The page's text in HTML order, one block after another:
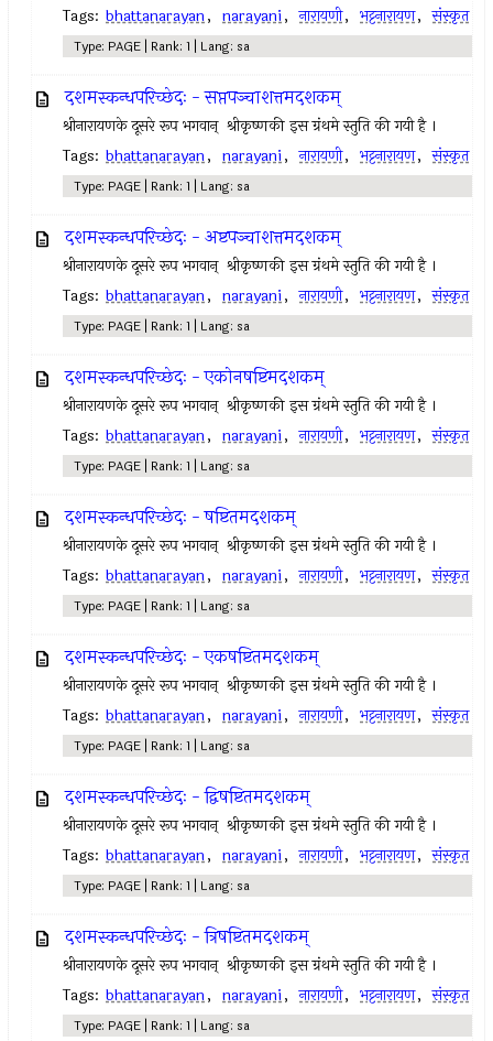
Tags: bhattanarayan, narayani, नारायणी, भट्टनारायण, संस्कृत
Type: PAGE | Rank: 1 | Lang: sa
दशमस्कन्धपरिच्छेदः - सप्तपञ्चाशत्तमदशकम्
श्रीनारायणके दूसरे रूप भगवान् ‍ श्रीकृष्णकी इस ग्रंथमे स्तुति की गयी है ।
Tags: bhattanarayan, narayani, नारायणी, भट्टनारायण, संस्कृत
Type: PAGE | Rank: 1 | Lang: sa
दशमस्कन्धपरिच्छेदः - अष्टपञ्चाशत्तमदशकम्
श्रीनारायणके दूसरे रूप भगवान् ‍ श्रीकृष्णकी इस ग्रंथमे स्तुति की गयी है ।
Tags: bhattanarayan, narayani, नारायणी, भट्टनारायण, संस्कृत
Type: PAGE | Rank: 1 | Lang: sa
दशमस्कन्धपरिच्छेदः - एकोनषष्टिमदशकम्
श्रीनारायणके दूसरे रूप भगवान् ‍ श्रीकृष्णकी इस ग्रंथमे स्तुति की गयी है ।
Tags: bhattanarayan, narayani, नारायणी, भट्टनारायण, संस्कृत
Type: PAGE | Rank: 1 | Lang: sa
दशमस्कन्धपरिच्छेदः - षष्टितमदशकम्
श्रीनारायणके दूसरे रूप भगवान् ‍ श्रीकृष्णकी इस ग्रंथमे स्तुति की गयी है ।
Tags: bhattanarayan, narayani, नारायणी, भट्टनारायण, संस्कृत
Type: PAGE | Rank: 1 | Lang: sa
दशमस्कन्धपरिच्छेदः - एकषष्टितमदशकम्
श्रीनारायणके दूसरे रूप भगवान् ‍ श्रीकृष्णकी इस ग्रंथमे स्तुति की गयी है ।
Tags: bhattanarayan, narayani, नारायणी, भट्टनारायण, संस्कृत
Type: PAGE | Rank: 1 | Lang: sa
दशमस्कन्धपरिच्छेदः - द्विषष्टितमदशकम्
श्रीनारायणके दूसरे रूप भगवान् ‍ श्रीकृष्णकी इस ग्रंथमे स्तुति की गयी है ।
Tags: bhattanarayan, narayani, नारायणी, भट्टनारायण, संस्कृत
Type: PAGE | Rank: 1 | Lang: sa
दशमस्कन्धपरिच्छेदः - त्रिषष्टितमदशकम्
श्रीनारायणके दूसरे रूप भगवान् ‍ श्रीकृष्णकी इस ग्रंथमे स्तुति की गयी है ।
Tags: bhattanarayan, narayani, नारायणी, भट्टनारायण, संस्कृत
Type: PAGE | Rank: 1 | Lang: sa